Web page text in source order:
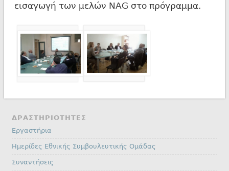
εισαγωγή των μελών NAG στο πρόγραμμα.
ΔΡΑΣΤΗΡΙΟΤΗΤΕΣ
Εργαστήρια
Ημερίδες Εθνικής Συμβουλευτικής Ομάδας
Συναντήσεις